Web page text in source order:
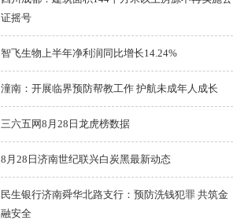
证摇号
智飞生物上半年净利润同比增长14.24%
潼南：开展临界预防帮教工作 护航未成年人成长
三六五网8月28日龙虎榜数据
8月28日济南世纪联兴白炭黑最新动态
民生银行济南舜华北路支行：预防洗钱犯罪 共筑金
融安全